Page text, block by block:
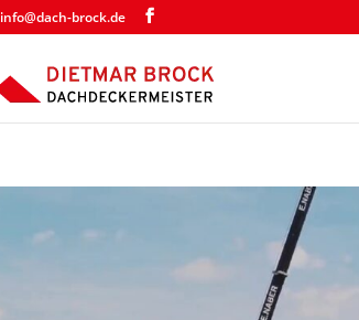
info@dach-brock.de